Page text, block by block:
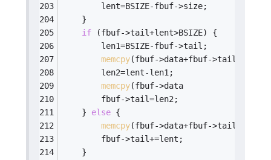
        lent=BSIZE-fbuf->size;
    }
if (fbuf->tail+lent>BSIZE) {
        len1=BSIZE-fbuf->tail;
memcpy(fbuf->data+fbuf->tail,buf
        len2=lent-len1;
memcpy(fbuf->data
        fbuf->tail=len2;
    }
else {
memcpy(fbuf->data+fbuf->tail,buf
        fbuf->tail+=lent;
    }